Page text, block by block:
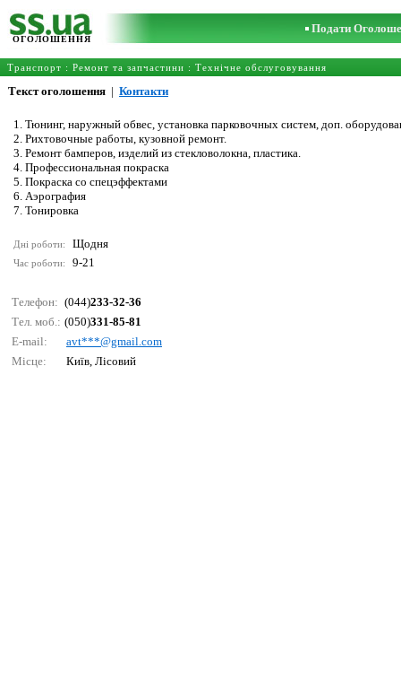
ОГОЛОШЕННЯ
Подати
Транспорт : Ремонт та запчастини : Технічне обслуговування
Текст оголошення | Контакти
1. Тюнинг, наружный обвес, установка парковочных систем, доп.
2. Рихтовочные работы, кузовной ремонт.
3. Ремонт бамперов, изделий из стекловолокна, пластика.
4. Профессиональная покраска
5. Покраска со спецэффектами
6. Аэрография
7. Тонировка
Дні роботи: Щодня
Час роботи: 9-21
Телефон: (044)233-32-36
Тел. моб.: (050)331-85-81
E-mail:
аvt***@gmаil.соm
Місце:
Київ, Лісовий